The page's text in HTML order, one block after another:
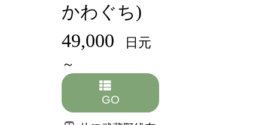
かわぐち)
49,000
日元
～
GO